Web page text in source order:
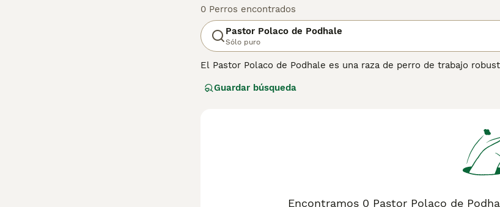
0 Perros encontrados
Pastor Polaco de Podhale
Sólo puro
El Pastor Polaco de Podhale es una raza de perro de trabajo
gran tamaño y pelaje blanco, es un perro fuerte, leal y vigilante,
Guardar búsqueda
Encontramos 0 Pastor Polaco de